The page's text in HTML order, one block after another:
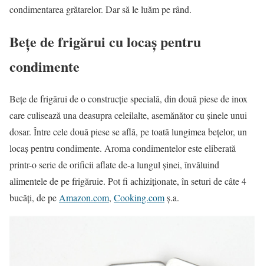
condimentarea grătarelor. Dar să le luăm pe rând.
Beţe de frigărui cu locaş pentru
condimente
Beţe de frigărui de o construcţie specială, din două piese de inox
care culisează una deasupra celeilalte, asemănător cu şinele unui
dosar. Între cele două piese se află, pe toată lungimea beţelor, un
locaş pentru condimente. Aroma condimentelor este eliberată
printr-o serie de orificii aflate de-a lungul şinei, învăluind
alimentele de pe frigăruie. Pot fi achiziţionate, în seturi de câte 4
bucăţi, de peAmazon.com, Cooking.comş.a.